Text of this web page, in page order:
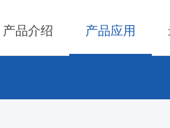
产品介绍 产品应用